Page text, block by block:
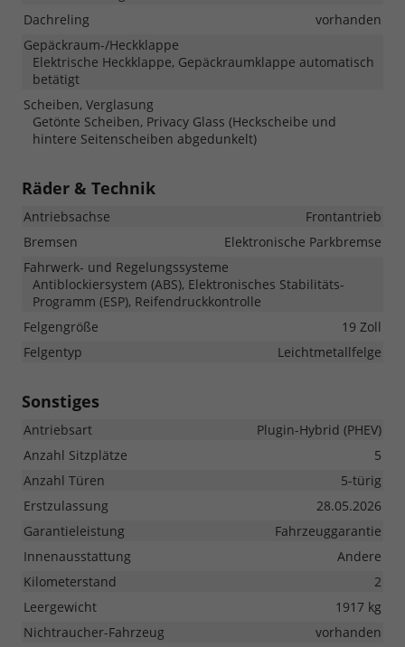
Dachreling
vorhanden
Gepäckraum-/Heckklappe
Elektrische Heckklappe, Gepäckraumklappe automatisch
betätigt
Scheiben, Verglasung
Getönte Scheiben, Privacy Glass (Heckscheibe und
hintere Seitenscheiben abgedunkelt)
Räder & Technik
Antriebsachse
Frontantrieb
Bremsen
Elektronische Parkbremse
Fahrwerk- und Regelungssysteme
Antiblockiersystem (ABS), Elektronisches Stabilitäts-
Programm (ESP), Reifendruckkontrolle
Felgengröße
19 Zoll
Felgentyp
Leichtmetallfelge
Sonstiges
Antriebsart
Plugin-Hybrid (PHEV)
Anzahl Sitzplätze
5
Anzahl Türen
5-türig
Erstzulassung
28.05.2026
Garantieleistung
Fahrzeuggarantie
Innenausstattung
Andere
Kilometerstand
2
Leergewicht
1917 kg
Nichtraucher-Fahrzeug
vorhanden